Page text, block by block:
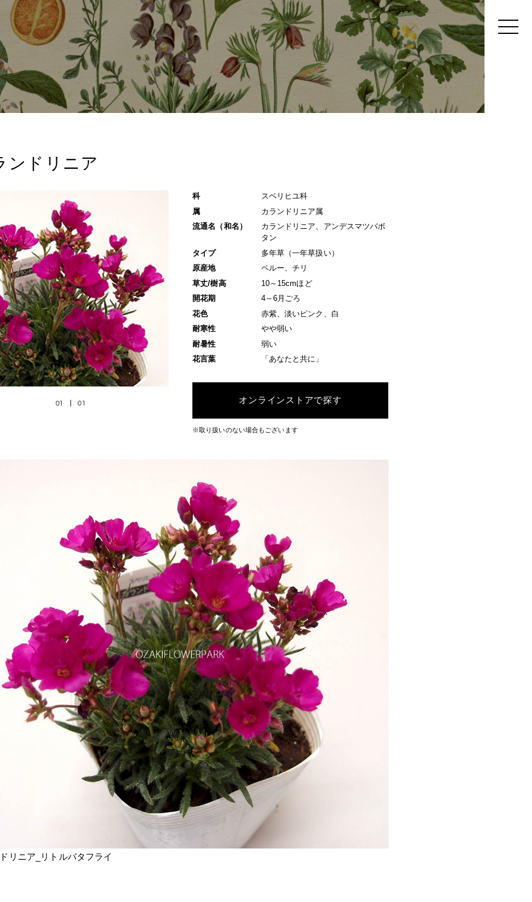
ンドリニア
01 01
科
スベリヒユ科
属
カランドリニア属
流通名（和名）
カランドリニア、アンデスマツバボ
タン
タイプ
多年草（一年草扱い）
原産地
ペルー、チリ
草丈/樹高
10～15cmほど
開花期
4～6月ごろ
花色
赤紫、淡いピンク、白
耐寒性
やや弱い
耐暑性
弱い
花言葉
「あなたと共に」
オンラインストアで探す
※取り扱いのない場合もございます
リニア_リトルバタフライ